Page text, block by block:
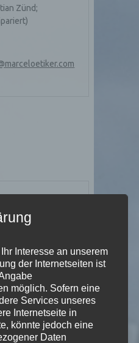
Zünd;
cycle»
Interesse an unserem
der Internetseiten ist
möglich. Sofern eine
Services unseres
Internetseite in
könnte jedoch eine
Daten